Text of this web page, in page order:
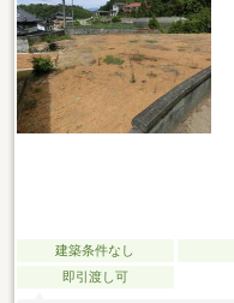
建築条件なし
即引渡し可